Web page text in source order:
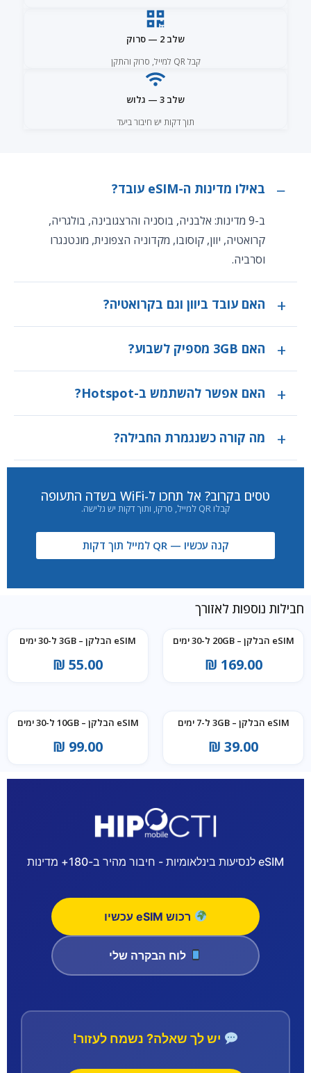
שלב 2 — סרוק
קבל QR למייל, סרוק והתקן
שלב 3 — גלוש
תוך דקות יש חיבור ביעד
באילו מדינות ה-eSIM עובד?
ב-9 מדינות: אלבניה, בוסניה והרצגובינה, בולגריה,
קרואטיה, יוון, קוסובו, מקדוניה הצפונית, מונטנגרו
וסרביה.
האם עובד ביוון וגם בקרואטיה?
האם 3GB מספיק לשבוע?
האם אפשר להשתמש ב-Hotspot?
מה קורה כשנגמרת החבילה?
טסים בקרוב? אל תחכו ל-WiFi בשדה התעופה
קבלו QR למייל, סרקו, ותוך דקות יש גלישה.
קנה עכשיו — QR למייל תוך דקות
חבילות נוספות לאזורך
eSIM הבלקן – 20GB ל-30 ימים
169.00
₪
eSIM הבלקן – 3GB ל-30 ימים
55.00
₪
eSIM הבלקן – 3GB ל-7 ימים
39.00
₪
eSIM הבלקן – 10GB ל-30 ימים
99.00
₪
eSIM לנסיעות בינלאומיות - חיבור מהיר ב-180+ מדינות
רכוש eSIM עכשיו
לוח הבקרה שלי
יש לך שאלה? נשמח לעזור!